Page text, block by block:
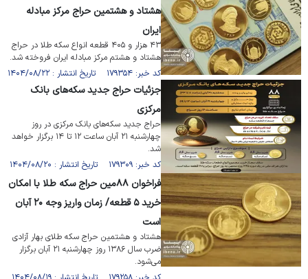
هشتاد و هشتمین حراج مرکز مبادله
ایران
۴۳ هزار و ۴۰۵ قطعه انواع سکه طلا در حراج
هشتاد و هشتم مرکز مبادله ایران فروخته شد.
کد خبر: ۱۷۹۳۵۴ تاریخ انتشار : ۱۴۰۴/۰۸/۲۲
جزئیات حراج جدید سکه‌های بانک
مرکزی
حراج جدید سکه‌های بانک مرکزی در روز
چهارشنبه ۲۱ آبان ساعت ۱۲ تا ۱۴ برگزار خواهد
شد.
کد خبر: ۱۷۹۳۰۹ تاریخ انتشار : ۱۴۰۴/۰۸/۲۰
فراخوان ۸۸مین حراج سکه طلا با امکان
خرید ۵ قطعه‌/ زمان واریز وجه ۲۰ آبان
است
هشتاد و هشتمین حراج سکه طلای بهار آزادی
ضرب سال ۱۳۸۶ روز چهارشنبه ۲۱ آبان برگزار
می‌شود.